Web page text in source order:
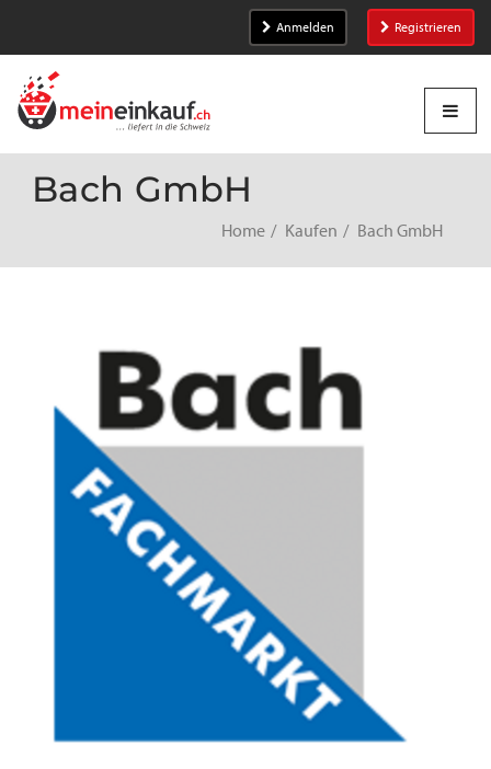
Anmelden Registrieren
Bach GmbH
Home Kaufen Bach GmbH